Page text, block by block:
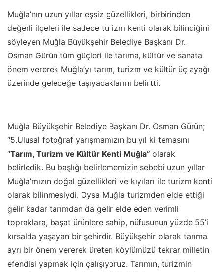
Muğla’nın uzun yıllar eşsiz güzellikleri, birbirinden
değerli ilçeleri ile sadece turizm kenti olarak bilindiğini
söyleyen Muğla Büyükşehir Belediye Başkanı Dr.
Osman Gürün tüm güçleri ile tarıma, kültür ve sanata
önem vererek Muğla’yı tarım, turizm ve kültür üç ayağı
üzerinde geleceğe taşıyacaklarını belirtti.
Muğla Büyükşehir Belediye Başkanı Dr. Osman Gürün;
“5.Ulusal fotoğraf yarışmamızın bu yıl ki temasını
“Tarım, Turizm ve Kültür Kenti Muğla” olarak
belirledik. Bu başlığı belirlememizin sebebi uzun yıllar
Muğla’mızın doğal güzellikleri ve kıyıları ile turizm kenti
olarak bilinmesiydi. Oysa Muğla turizmden elde ettiği
gelir kadar tarımdan da gelir elde eden verimli
topraklara, başat ürünlere sahip, nüfusunun yüzde 55’i
kırsalda yaşayan bir şehirdir. Büyükşehir olarak tarıma
ayrı bir önem vererek üreten köylümüzü tekrar milletin
efendisi yapmak için çalışıyoruz. Tarımın, turizmin